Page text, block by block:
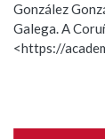
BUSCAR
Nas
Nome
González
Galega. A
<https://